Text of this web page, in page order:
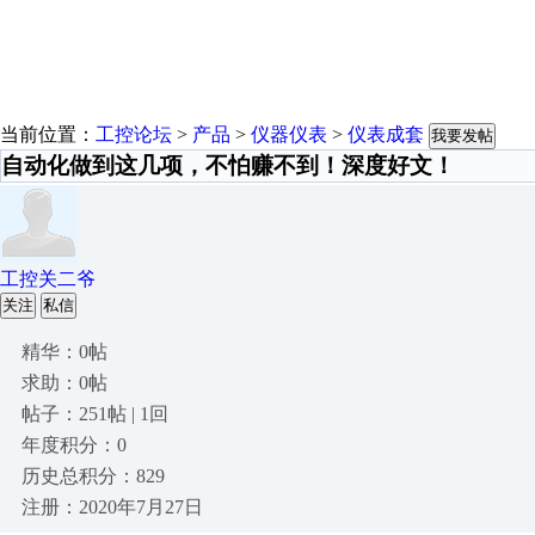
当前位置： 工控论坛 > 产品 > 仪器仪表 > 仪表成套 我要发帖
自动化做到这几项，不怕赚不到！深度好文！
工控关二爷
关注 私信
精华：0帖
求助：0帖
帖子：251帖 | 1回
年度积分：0
历史总积分：829
注册：2020年7月27日